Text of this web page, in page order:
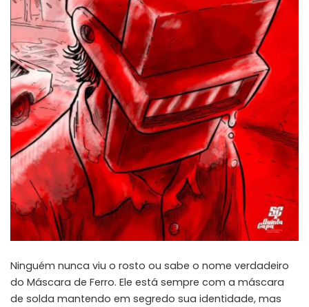
Ninguém nunca viu o rosto ou sabe o nome verdadeiro
do Máscara de Ferro. Ele está sempre com a máscara
de solda mantendo em segredo sua identidade, mas